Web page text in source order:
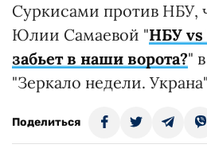
Суркисами против НБУ,
Юлии Самаевой "НБУ vs
забьет в наши ворота?"
"Зеркало недели.
Поделиться